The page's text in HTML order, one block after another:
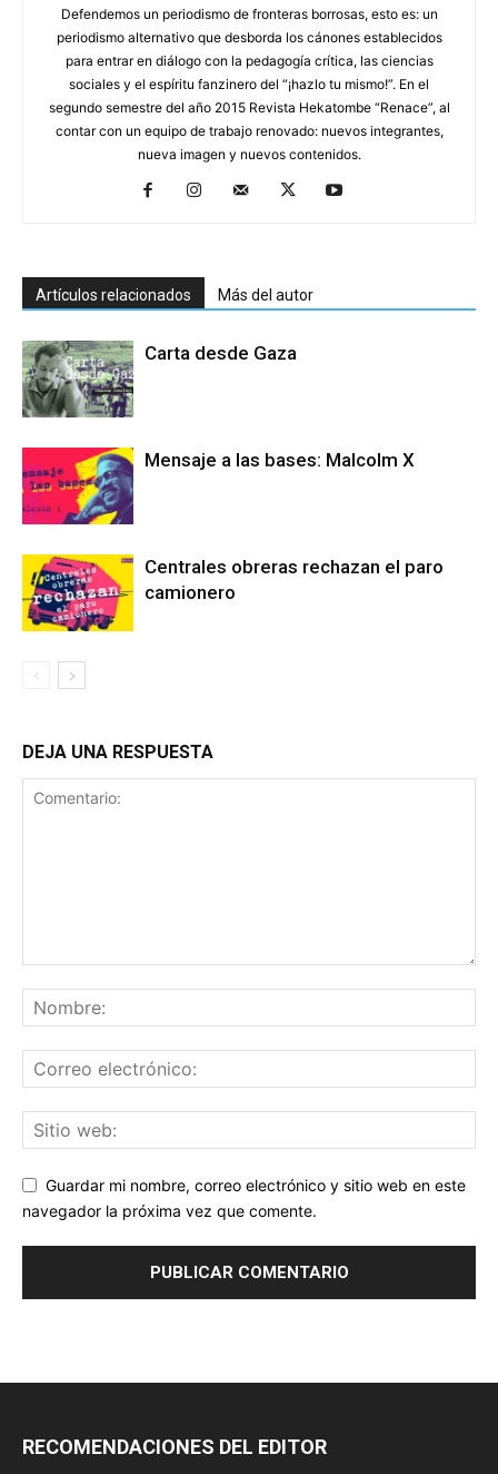
Defendemos un periodismo de fronteras borrosas, esto es: un
periodismo alternativo que desborda los cánones establecidos
para entrar en diálogo con la pedagogía crítica, las ciencias
sociales y el espíritu fanzinero del “¡hazlo tu mismo!”. En el
segundo semestre del año 2015 Revista Hekatombe “Renace”, al
contar con un equipo de trabajo renovado: nuevos integrantes,
nueva imagen y nuevos contenidos.
Artículos relacionados Más del autor
Carta desde Gaza
Mensaje a las bases: Malcolm X
Centrales obreras rechazan el paro
camionero
DEJA UNA RESPUESTA
Guardar mi nombre, correo electrónico y sitio web en este
navegador la próxima vez que comente.
RECOMENDACIONES DEL EDITOR